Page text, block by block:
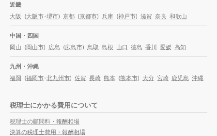
近畿
大阪 (大阪市・堺市) 京都 (京都市) 兵庫 (神戸市) 滋賀 奈良 和歌山
中国・四国
岡山 (岡山市) 広島 (広島市) 鳥取 島根 山口 徳島 香川 愛媛 高知
九州・沖縄
福岡 (福岡市・北九州市) 佐賀 長崎 熊本 (熊本市) 大分 宮崎 鹿児島 沖縄
税理士にかかる費用について
税理士の顧問料・報酬相場
決算の税理士費用・報酬相場